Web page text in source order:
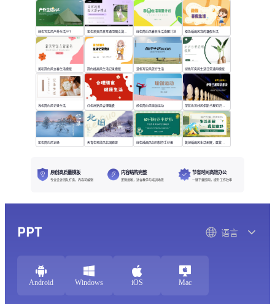
绿色写实风户外生活PPT 紫色渐变风日常通用图文演示模版 绿色简约风春日生活唤醒计划 橙色插画风我的暑假生活
黄粉简约风立春生活模版 简约插画风生活记录模版 蓝色写实风旅行生活 绿色写实风生活日常通用模版
浅色简约风记录生活 红色拼贴风合理膳食 棕色简约风瑜伽运动
紫色简约风记录 天青色笔绘风北国旅游 绿色插画风如何制作手抄报 黄绿插画风生活无解，露营撒野
原创高质量模板
专业设计团队打造，内容可编辑
内容结构完整
逻辑清晰，适合教学与培训场景
节省时间高效办公
一键下载即用，提升工作效率
PPT 语言
Android Windows iOS Mac